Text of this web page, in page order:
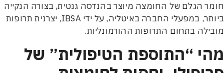
הגלם של החומצה מיוצר בהנדסה גנטית, בצורה הנקייה
ביותר, במפעלי החברה באיטליה, על ידי IBSA, יצרנית תרופות
בתחום התרופות ההורמונליות.
“התוספת הטיפולית” של